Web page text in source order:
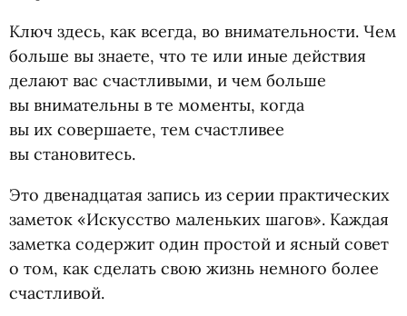
Ключ здесь, как всегда, во внимательности. Чем
больше вы знаете, что те или иные действия
делают вас счастливыми, и чем больше
вы внимательны в те моменты, когда
вы их совершаете, тем счастливее
вы становитесь.
Это двенадцатая запись из серии практических
заметок «Искусство маленьких шагов». Каждая
заметка содержит один простой и ясный совет
о том, как сделать свою жизнь немного более
счастливой.